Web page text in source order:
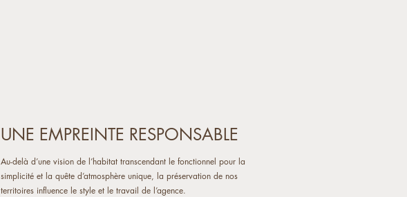
UNE EMPREINTE RESPONSABLE
Au-delà d’une vision de l’habitat transcendant le fonctionnel pour la
simplicité et la quête d’atmosphère unique, la préservation de nos
territoires influence le style et le travail de l’agence.